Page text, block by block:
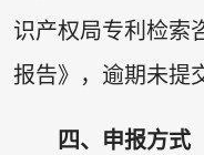
识产权局专利检索
报告》，逾期未提
四、申报方式